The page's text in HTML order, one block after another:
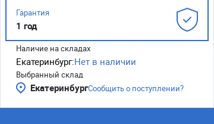
Гарантия
1 год
Наличие на складах
Екатеринбург:Нет в наличии
Выбранный склад
ЕкатеринбургСообщить о поступлении?